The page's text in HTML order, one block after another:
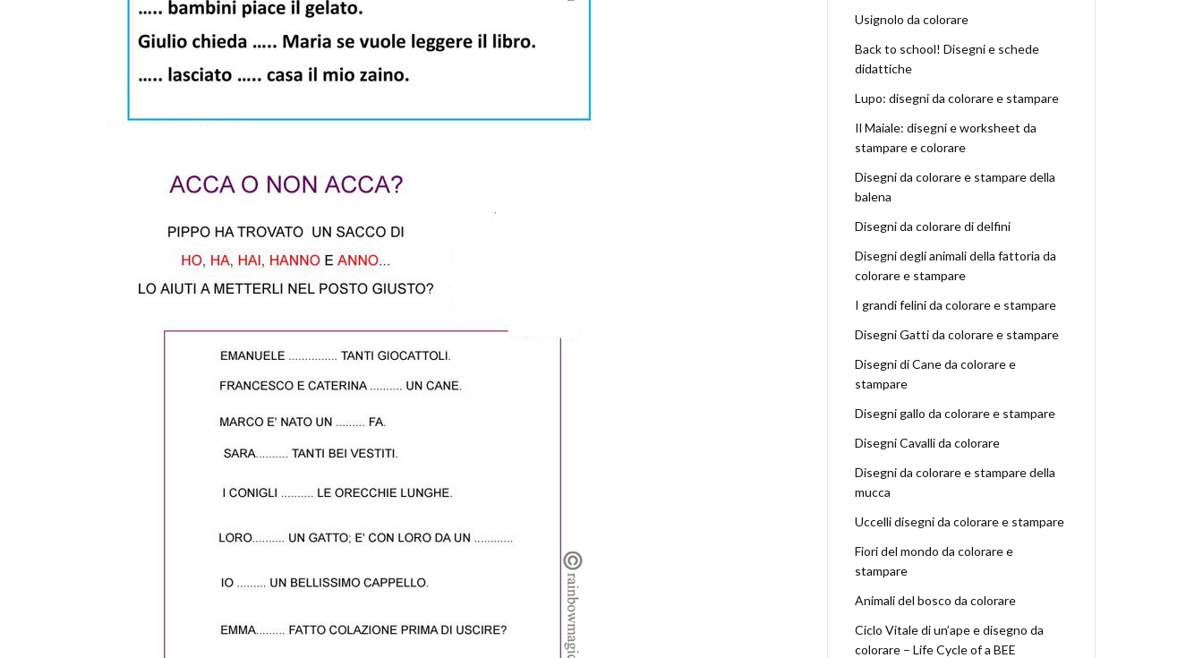
Usignolo da colorare
Back to school! Disegni e schede
didattiche
Lupo: disegni da colorare e stampare
Il Maiale: disegni e worksheet da
stampare e colorare
Disegni da colorare e stampare della
balena
Disegni da colorare di delfini
Disegni degli animali della fattoria da
colorare e stampare
I grandi felini da colorare e stampare
Disegni Gatti da colorare e stampare
Disegni di Cane da colorare e
stampare
Disegni gallo da colorare e stampare
Disegni Cavalli da colorare
Disegni da colorare e stampare della
mucca
Uccelli disegni da colorare e stampare
Fiori del mondo da colorare e
stampare
Animali del bosco da colorare
Ciclo Vitale di un’ape e disegno da
colorare – Life Cycle of a BEE